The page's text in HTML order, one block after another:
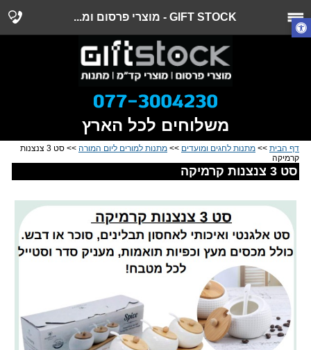
GIFT STOCK - מוצרי פרסום ומ...
משלוחים לכל הארץ
דף הבית >> מתנות לחגים ומועדים >> מתנות למורים ליום המורה
>> סט 3 צנצנות
קרמיקה
סט 3 צנצנות קרמיקה